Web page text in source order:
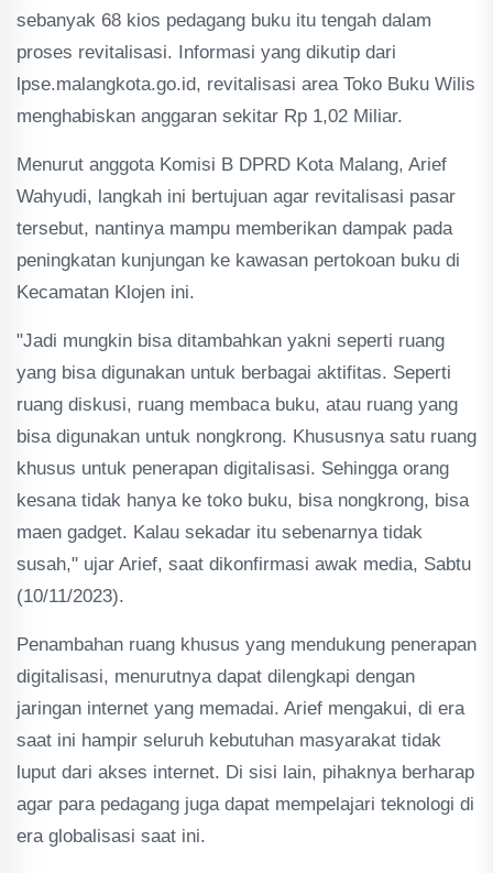
sebanyak 68 kios pedagang buku itu tengah dalam
proses revitalisasi. Informasi yang dikutip dari
lpse.malangkota.go.id, revitalisasi area Toko Buku Wilis
menghabiskan anggaran sekitar Rp 1,02 Miliar.
Menurut anggota Komisi B DPRD Kota Malang, Arief
Wahyudi, langkah ini bertujuan agar revitalisasi pasar
tersebut, nantinya mampu memberikan dampak pada
peningkatan kunjungan ke kawasan pertokoan buku di
Kecamatan Klojen ini.
"Jadi mungkin bisa ditambahkan yakni seperti ruang
yang bisa digunakan untuk berbagai aktifitas. Seperti
ruang diskusi, ruang membaca buku, atau ruang yang
bisa digunakan untuk nongkrong. Khususnya satu ruang
khusus untuk penerapan digitalisasi. Sehingga orang
kesana tidak hanya ke toko buku, bisa nongkrong, bisa
maen gadget. Kalau sekadar itu sebenarnya tidak
susah," ujar Arief, saat dikonfirmasi awak media, Sabtu
(10/11/2023).
Penambahan ruang khusus yang mendukung penerapan
digitalisasi, menurutnya dapat dilengkapi dengan
jaringan internet yang memadai. Arief mengakui, di era
saat ini hampir seluruh kebutuhan masyarakat tidak
luput dari akses internet. Di sisi lain, pihaknya berharap
agar para pedagang juga dapat mempelajari teknologi di
era globalisasi saat ini.